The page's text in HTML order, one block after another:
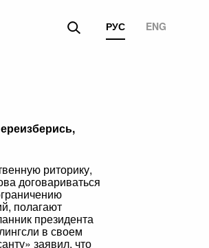
РУС ENG
риторику,
договариваться
полагают
президента
в своем
заявил, что